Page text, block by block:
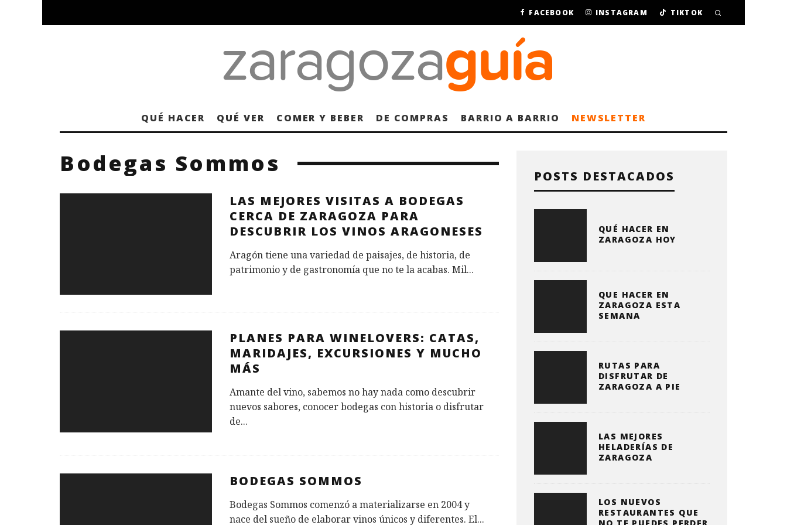
FACEBOOK INSTAGRAM TIKTOK
QUÉ HACER QUÉ VER COMER Y BEBER DE COMPRAS BARRIO A BARRIO NEWSLETTER
Bodegas Sommos
LAS MEJORES VISITAS A BODEGAS
CERCA DE ZARAGOZA PARA
DESCUBRIR LOS VINOS ARAGONESES
Aragón tiene una variedad de paisajes, de historia, de
patrimonio y de gastronomía que no te la acabas. Mil...
PLANES PARA WINELOVERS: CATAS,
MARIDAJES, EXCURSIONES Y MUCHO
MÁS
Amante del vino, sabemos no hay nada como descubrir
nuevos sabores, conocer bodegas con historia o disfrutar
de...
BODEGAS SOMMOS
Bodegas Sommos comenzó a materializarse en 2004 y
nace del sueño de elaborar vinos únicos y diferentes. El...
POSTS DESTACADOS
QUÉ HACER EN
ZARAGOZA HOY
QUE HACER EN
ZARAGOZA ESTA
SEMANA
RUTAS PARA
DISFRUTAR DE
ZARAGOZA A PIE
LAS MEJORES
HELADERÍAS DE
ZARAGOZA
LOS NUEVOS
RESTAURANTES QUE
NO TE PUEDES PERDER